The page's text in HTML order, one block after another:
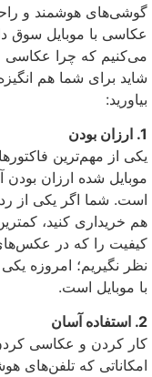
گوشی‌های هوشمند و
عکاسی با موبایل سوق
می‌کنیم که چرا عکاسی
شاید برای شما هم
بیاورید:
1. ارزان بودن
یکی از مهم‌ترین
موبایل شده ارزان
است. شما اگر یکی از
هم خریداری کنید،
کیفیت را که در عکس‌های
نظر نگیریم؛ امروزه
با موبایل است.
2. استفاده آسان
کار کردن و عکاسی
امکاناتی که تلفن‌های